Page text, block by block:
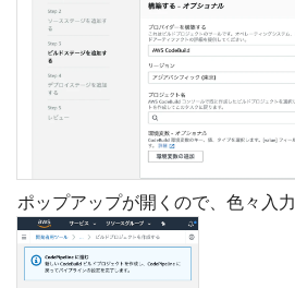
ポップアップが開くので、色々入力